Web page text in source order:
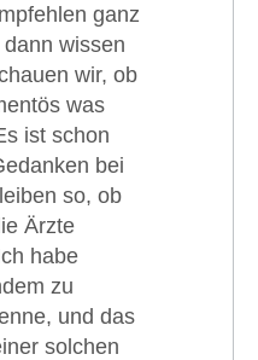
ganz
wissen
wir, ob
was
ist schon
bei
so, ob
Ärzte
habe
zu
und das
solchen